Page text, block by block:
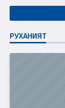
РУХАНИЯТ